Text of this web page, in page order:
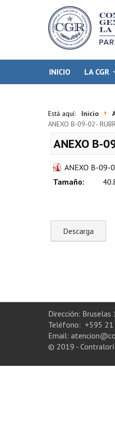
INICIO LA CGR
Está aquí: Inicio
ANEXO B-09-02-
ANEXO B-
ANEXO B-09-
Tamaño:
Dirección: Bruselas
Teléfono: +595
Email:
© 2019 -